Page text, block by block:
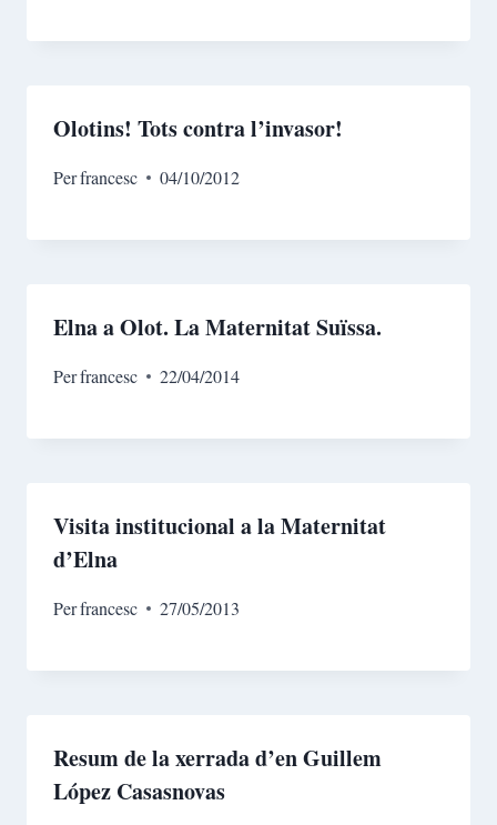
Olotins! Tots contra l’invasor!
Perfrancesc 04/10/2012
Elna a Olot. La Maternitat Suïssa.
Perfrancesc 22/04/2014
Visita institucional a la Maternitat
d’Elna
Perfrancesc 27/05/2013
Resum de la xerrada d’en Guillem
López Casasnovas